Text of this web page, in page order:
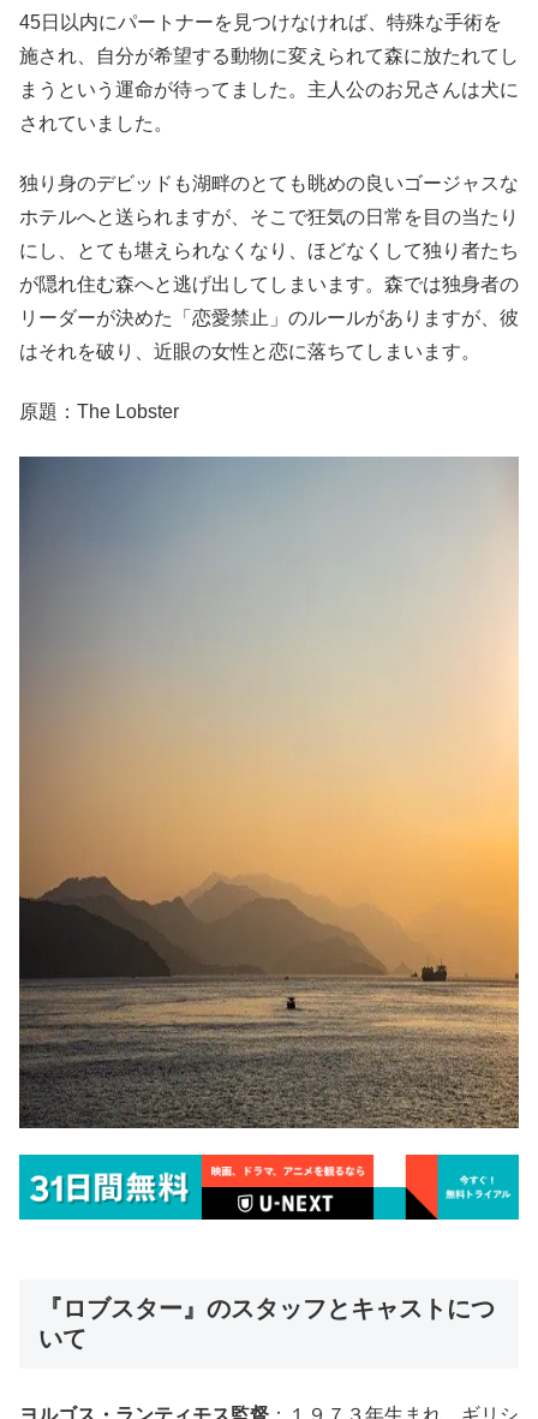
45日以内にパートナーを見つけなければ、特殊な手術を
施され、自分が希望する動物に変えられて森に放たれてし
まうという運命が待ってました。主人公のお兄さんは犬に
されていました。
独り身のデビッドも湖畔のとても眺めの良いゴージャスな
ホテルへと送られますが、そこで狂気の日常を目の当たり
にし、とても堪えられなくなり、ほどなくして独り者たち
が隠れ住む森へと逃げ出してしまいます。森では独身者の
リーダーが決めた「恋愛禁止」のルールがありますが、彼
はそれを破り、近眼の女性と恋に落ちてしまいます。
原題：The Lobster
『ロブスター』のスタッフとキャストにつ
いて
ヨルゴス・ランティモス監督 ：１９７３年生まれ、ギリシ